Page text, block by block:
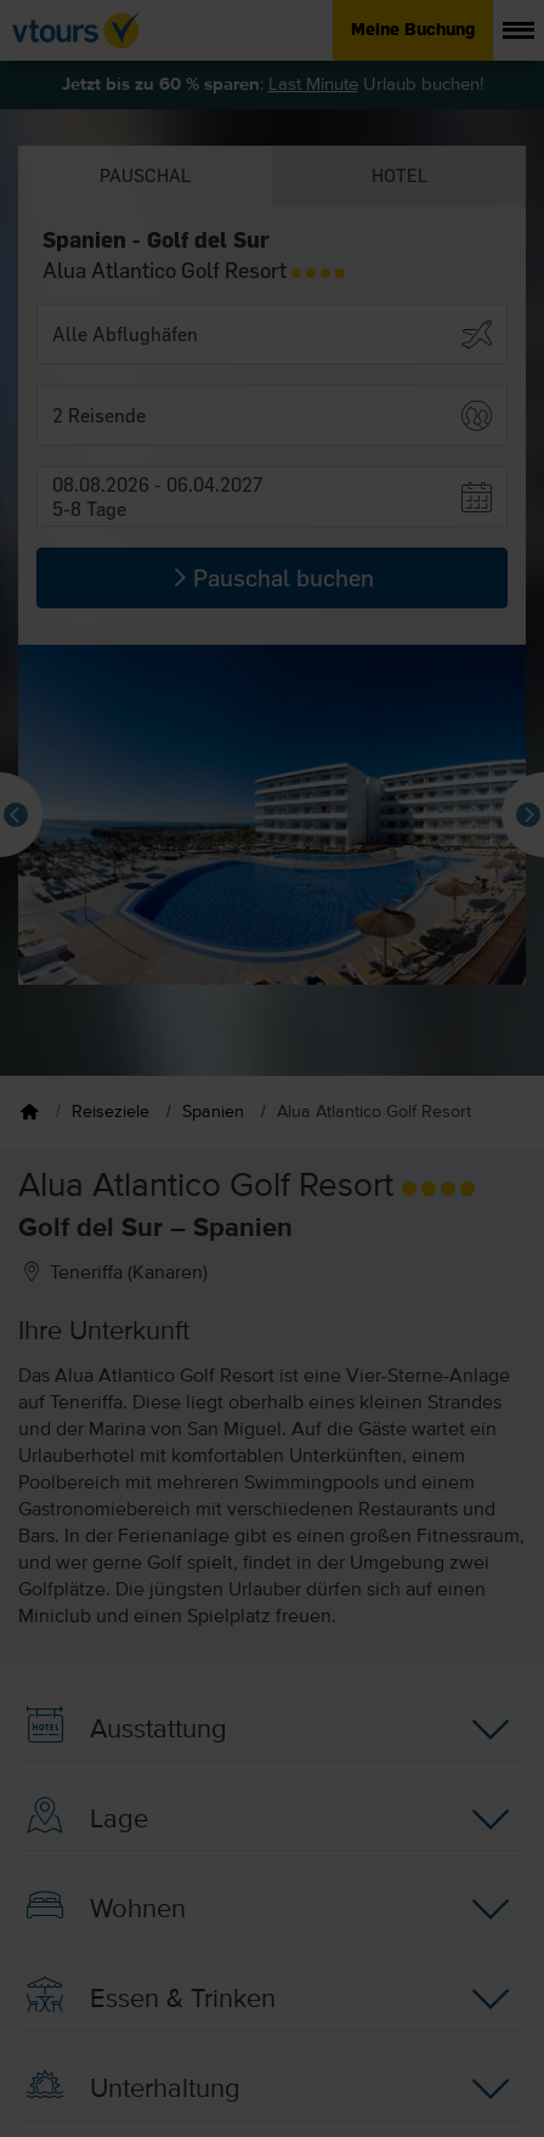
Meine Buchung
Jetzt bis zu 60 % sparen: Last MinuteUrlaub buchen!
PAUSCHAL HOTEL
Spanien - Golf del Sur
Alua Atlantico Golf Resort
2 Reisende
08.08.2026 - 06.04.2027
5-8 Tage
Pauschal buchen
Reiseziele Spanien Alua Atlantico Golf Resort
Alua Atlantico Golf Resort
Golf del Sur – Spanien
Teneriffa (Kanaren)
Ihre Unterkunft
Das Alua Atlantico Golf Resort ist eine Vier-Sterne-Anlage
auf Teneriffa. Diese liegt oberhalb eines kleinen Strandes
und der Marina von San Miguel. Auf die Gäste wartet ein
Urlauberhotel mit komfortablen Unterkünften, einem
Poolbereich mit mehreren Swimmingpools und einem
Gastronomiebereich mit verschiedenen Restaurants und
Bars. In der Ferienanlage gibt es einen großen Fitnessraum,
und wer gerne Golf spielt, findet in der Umgebung zwei
Golfplätze. Die jüngsten Urlauber dürfen sich auf einen
Miniclub und einen Spielplatz freuen.
Ausstattung
Lage
Wohnen
Essen & Trinken
Unterhaltung